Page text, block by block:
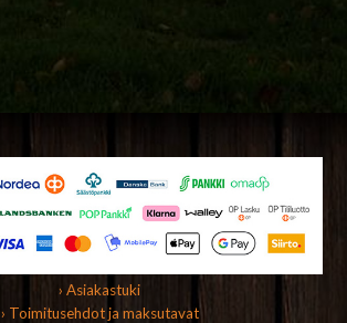
› Asiakastuki
› Toimitusehdot ja maksutavat